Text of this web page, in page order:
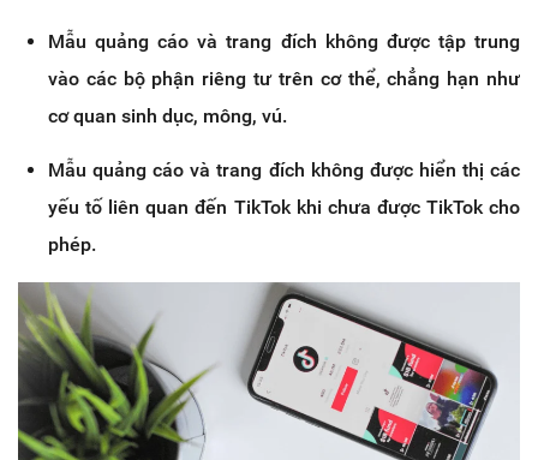
Mẫu quảng cáo và trang đích không được tập trung
vào các bộ phận riêng tư trên cơ thể, chẳng hạn như
cơ quan sinh dục, mông, vú.
Mẫu quảng cáo và trang đích không được hiển thị các
yếu tố liên quan đến TikTok khi chưa được TikTok cho
phép.